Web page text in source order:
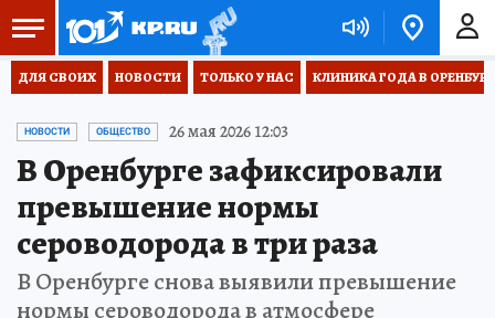
ДЛЯ СВОИХ НОВОСТИ ТОЛЬКО У НАС КЛИНИКА ГОДА В
НОВОСТИ ОБЩЕСТВО 26 мая 2026 12:03
В Оренбурге зафиксировали
превышение нормы
сероводорода в три раза
В Оренбурге снова выявили превышение
нормы сероводорода в атмосфере